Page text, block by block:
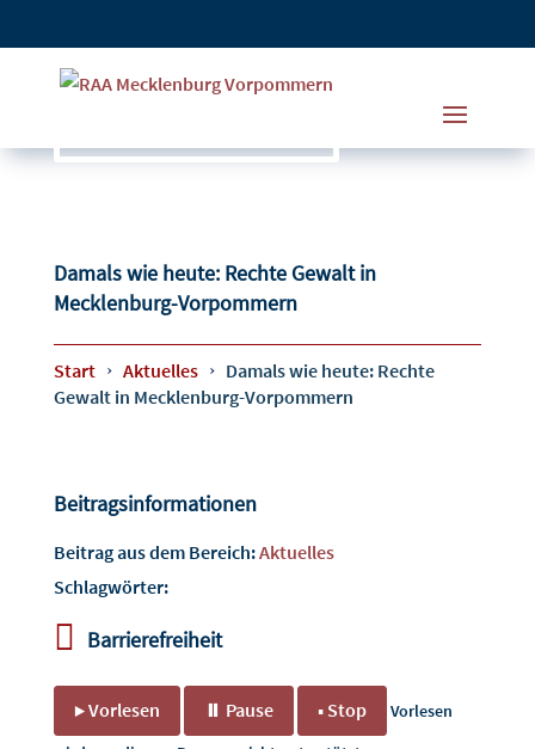
Damals wie heute: Rechte Gewalt in
Mecklenburg-Vorpommern
Start Aktuelles
Damals wie heute: Rechte
Gewalt in Mecklenburg-Vorpommern
Beitragsinformationen
Beitrag aus dem Bereich:Aktuelles
Schlagwörter:
 Barrierefreiheit
▶ Vorlesen ⏸ Pause ■ Stop
Vorlesen